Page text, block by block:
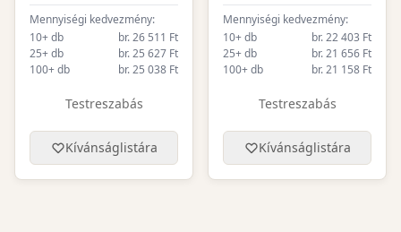
Mennyiségi kedvezmény:
10+ db
br. 26 511 Ft
25+ db
br. 25 627 Ft
100+ db
br. 25 038 Ft
Testreszabás
Kívánságlistára
Mennyiségi kedvezmény:
10+ db
br. 22 403 Ft
25+ db
br. 21 656 Ft
100+ db
br. 21 158 Ft
Testreszabás
Kívánságlistára